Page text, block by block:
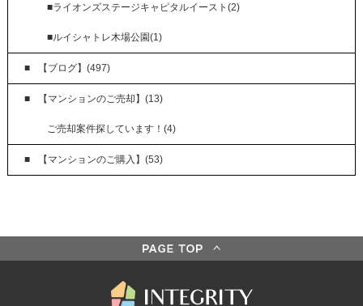
■ライオンズステージキャピタルイースト(2)
■ルイシャトレ木場公園(1)
【ブログ】(497)
【マンションのご売却】(13)
ご売却案件探しています！(4)
【マンションのご購入】(53)